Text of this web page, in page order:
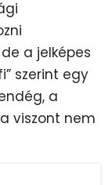
a jelképes
szerint egy
a
viszont nem